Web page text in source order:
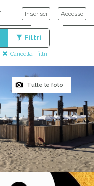
Inserisci Accesso
Filtri
Cancella i filtri
Tutte le foto